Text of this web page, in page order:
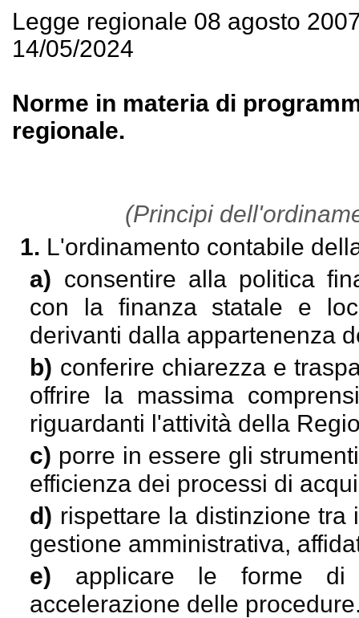
Legge regionale 08 agosto
14/05/2024
Norme in materia di
regionale.
(Principi
1. L'ordinamento contabile
a) consentire alla politica
con la finanza statale e
derivanti dalla appartenenza
b) conferire chiarezza e
offrire la massima
riguardanti l'attività della
c) porre in essere gli
efficienza dei processi di
d) rispettare la distinzione
gestione amministrativa,
e) applicare le forme di
accelerazione delle